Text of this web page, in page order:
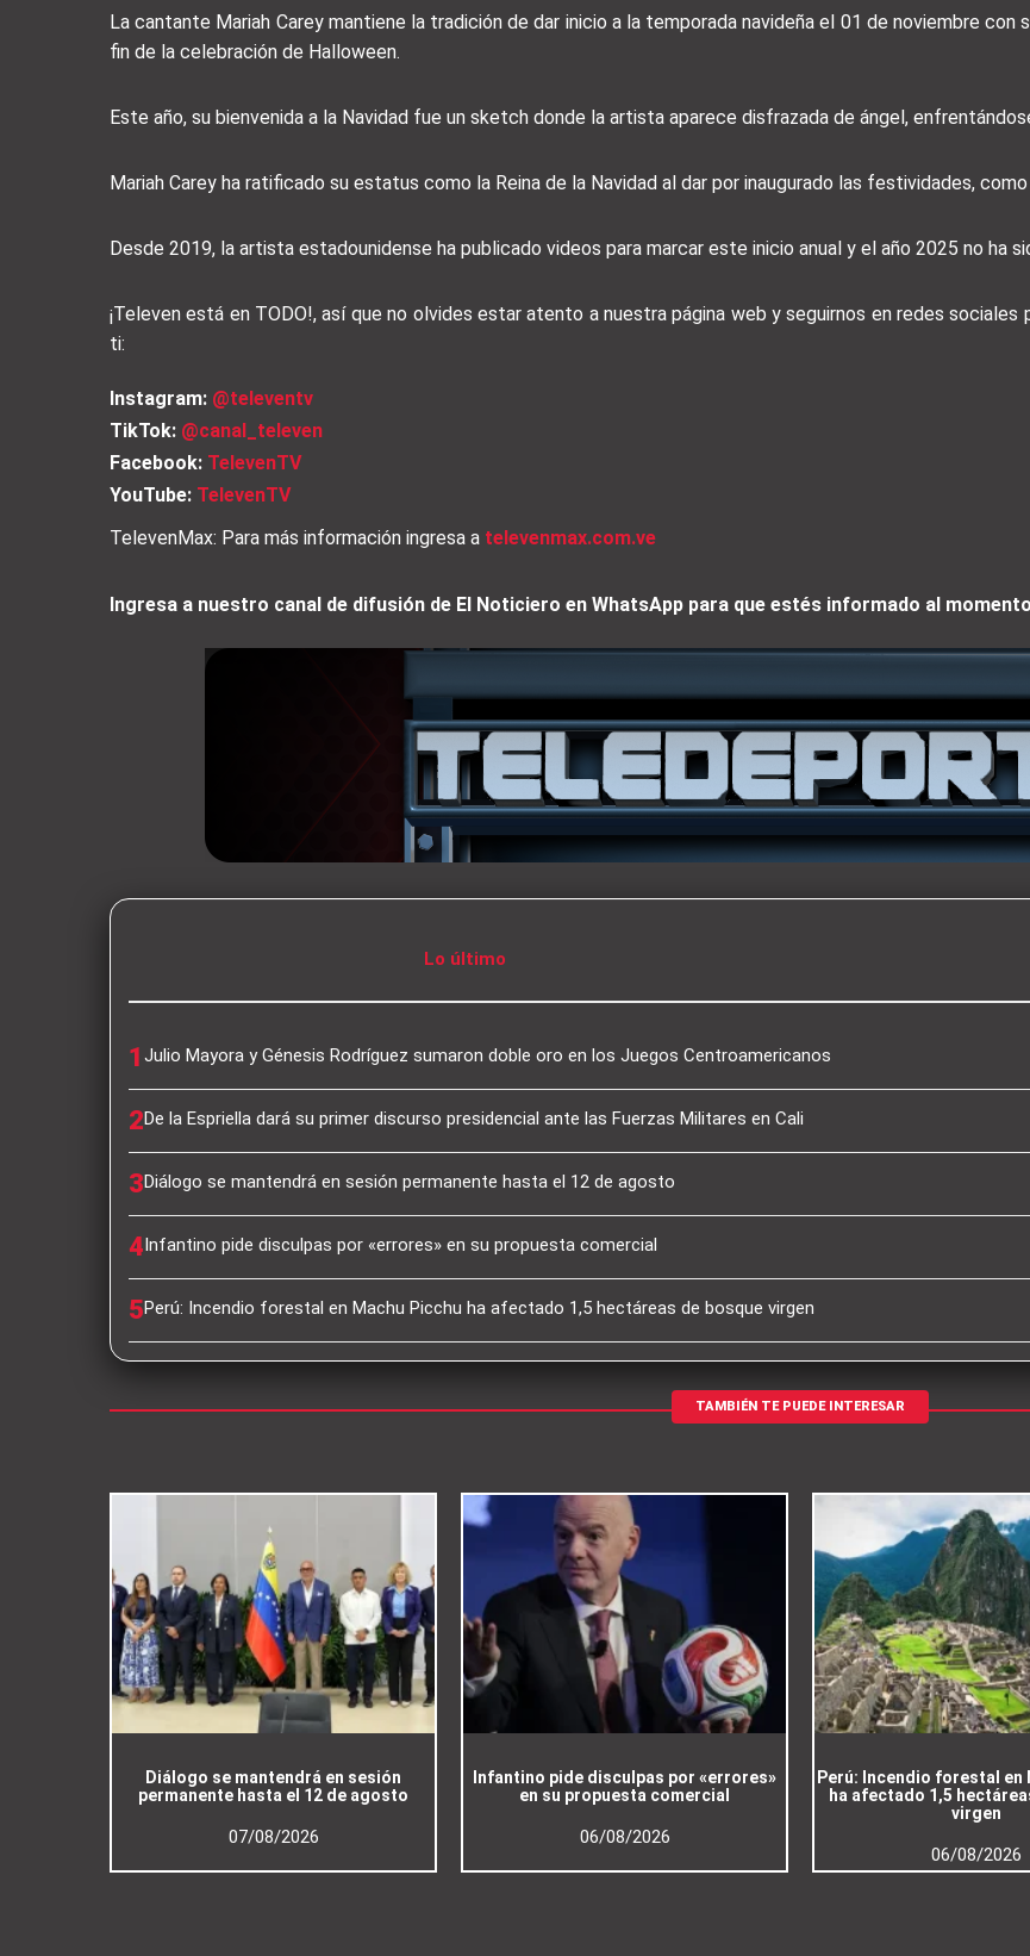
La cantante Mariah Carey mantiene la tradición de dar inicio a la temporada navideña el 01 de noviembre
fin de la celebración de Halloween.
Este año, su bienvenida a la Navidad fue un sketch donde la artista aparece disfrazada de ángel,
Mariah Carey ha ratificado su estatus como la Reina de la Navidad al dar por inaugurado las festividades,
Desde 2019, la artista estadounidense ha publicado videos para marcar este inicio anual y el año 2025 no ha
¡Televen está en TODO!, así que no olvides estar atento a nuestra página web y seguirnos en redes
ti:
Instagram: @televentv
TikTok: @canal_televen
Facebook: TelevenTV
YouTube: TelevenTV
TelevenMax: Para más información ingresa a televenmax.com.ve
Ingresa a nuestro canal de difusión de El Noticiero en WhatsApp para que estés informado al
Lo último
1 Julio Mayora y Génesis Rodríguez sumaron doble oro en los Juegos Centroamericanos
2De la Espriella dará su primer discurso presidencial ante las Fuerzas Militares en Cali
3Diálogo se mantendrá en sesión permanente hasta el 12 de agosto
4Infantino pide disculpas por «errores» en su propuesta comercial
5Perú: Incendio forestal en Machu Picchu ha afectado 1,5 hectáreas de bosque virgen
TAMBIÉN TE PUEDE INTERESAR
Diálogo se mantendrá en sesión
permanente hasta el 12 de agosto
07/08/2026
Infantino pide disculpas por «errores»
en su propuesta comercial
06/08/2026
Perú: Incendio forestal en
ha afectado 1,5
virgen
06/08/2026